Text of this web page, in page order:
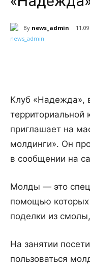
By news_admin
Клуб «Надежда»,
территориальной
приглашает на
молдинги». Он
в сообщении на
Молды — это
помощью которых
поделки из
На занятии
пользоваться